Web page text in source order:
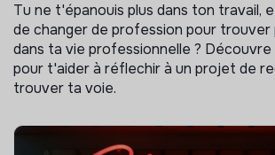
Tu ne t'épanouis plus dans ton travail,
de changer de profession pour trouver
dans ta vie professionnelle ?
pour t'aider à réflechir à un projet de
trouver ta voie.